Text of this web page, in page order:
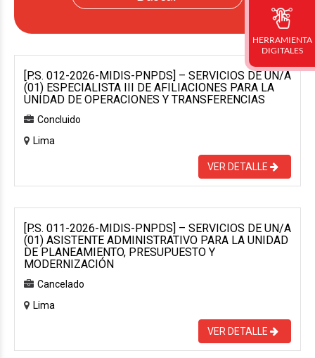
[P.S. 012-2026-MIDIS-PNPDS] – SERVICIOS DE UN/A
(01) ESPECIALISTA III DE AFILIACIONES PARA LA
UNIDAD DE OPERACIONES Y TRANSFERENCIAS
Concluido
Lima
VER DETALLE
[P.S. 011-2026-MIDIS-PNPDS] – SERVICIOS DE UN/A
(01) ASISTENTE ADMINISTRATIVO PARA LA UNIDAD
DE PLANEAMIENTO, PRESUPUESTO Y
MODERNIZACIÓN
Cancelado
Lima
VER DETALLE
HERRAMIENTA
DIGITALES